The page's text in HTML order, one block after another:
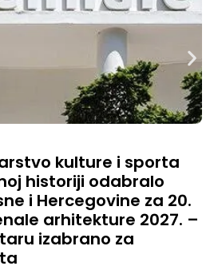
kulture i sporta
historiji odabralo
i Hercegovine za 20.
arhitekture 2027. –
izabrano za